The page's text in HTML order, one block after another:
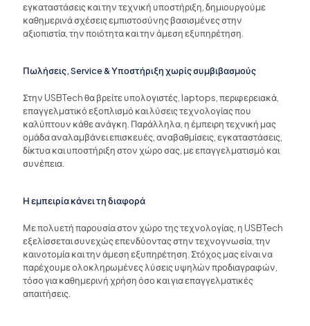
εγκαταστάσεις και την τεχνική υποστήριξη, δημιουργούμε
καθημερινά σχέσεις εμπιστοσύνης βασισμένες στην
αξιοπιστία, την ποιότητα και την άμεση εξυπηρέτηση.
Πωλήσεις, Service & Υποστήριξη χωρίς συμβιβασμούς
Στην USBTech θα βρείτε υπολογιστές, laptops, περιφερειακά,
επαγγελματικό εξοπλισμό και λύσεις τεχνολογίας που
καλύπτουν κάθε ανάγκη. Παράλληλα, η έμπειρη τεχνική μας
ομάδα αναλαμβάνει επισκευές, αναβαθμίσεις, εγκαταστάσεις,
δίκτυα και υποστήριξη στον χώρο σας, με επαγγελματισμό και
συνέπεια.
Η εμπειρία κάνει τη διαφορά
Με πολυετή παρουσία στον χώρο της τεχνολογίας, η USBTech
εξελίσσεται συνεχώς επενδύοντας στην τεχνογνωσία, την
καινοτομία και την άμεση εξυπηρέτηση. Στόχος μας είναι να
παρέχουμε ολοκληρωμένες λύσεις υψηλών προδιαγραφών,
τόσο για καθημερινή χρήση όσο και για επαγγελματικές
απαιτήσεις.